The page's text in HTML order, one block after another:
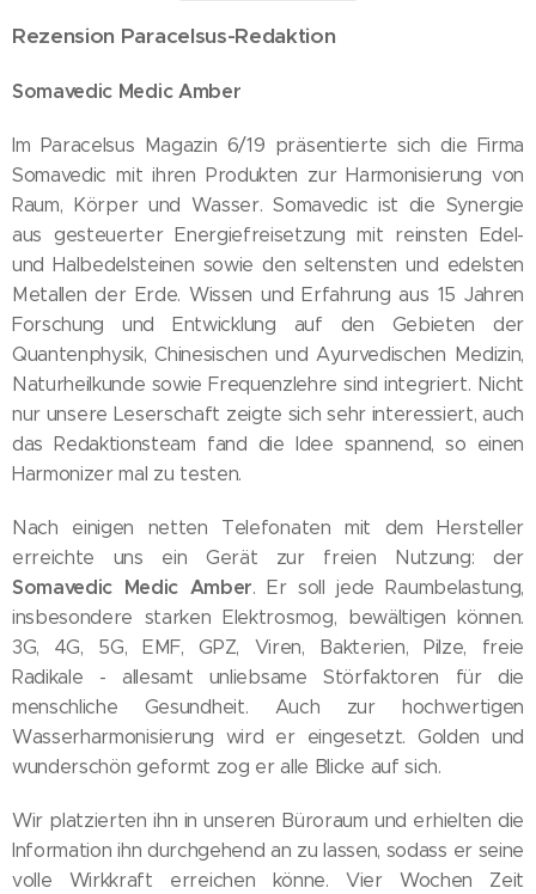
Rezension Paracelsus-Redaktion
Somavedic Medic Amber
Im Paracelsus Magazin 6/19 präsentierte sich die Firma
Somavedic mit ihren Produkten zur Harmonisierung von
Raum, Körper und Wasser. Somavedic ist die Synergie
aus gesteuerter Energiefreisetzung mit reinsten Edel-
und Halbedelsteinen sowie den seltensten und edelsten
Metallen der Erde. Wissen und Erfahrung aus 15 Jahren
Forschung und Entwicklung auf den Gebieten der
Quantenphysik, Chinesischen und Ayurvedischen Medizin,
Naturheilkunde sowie Frequenzlehre sind integriert. Nicht
nur unsere Leserschaft zeigte sich sehr interessiert, auch
das Redaktionsteam fand die Idee spannend, so einen
Harmonizer mal zu testen.
Nach einigen netten Telefonaten mit dem Hersteller
erreichte uns ein Gerät zur freien Nutzung: der
Somavedic Medic Amber. Er soll jede Raumbelastung,
insbesondere starken Elektrosmog, bewältigen können.
3G, 4G, 5G, EMF, GPZ, Viren, Bakterien, Pilze, freie
Radikale - allesamt unliebsame Störfaktoren für die
menschliche Gesundheit. Auch zur hochwertigen
Wasserharmonisierung wird er eingesetzt. Golden und
wunderschön geformt zog er alle Blicke auf sich.
Wir platzierten ihn in unseren Büroraum und erhielten die
Information ihn durchgehend an zu lassen, sodass er seine
volle Wirkkraft erreichen könne. Vier Wochen Zeit